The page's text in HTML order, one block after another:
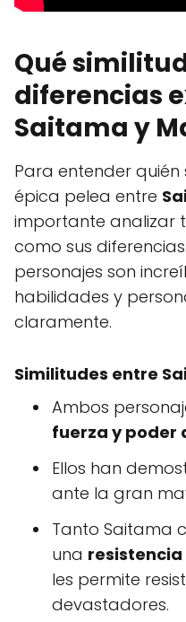
Qué
diferencias
Saitama y
Para entender
épica pelea entre
importante analizar
como sus
personajes son
habilidades y
claramente.
Similitudes entre
Ambos
fuerza y poder
Ellos han
ante la gran
Tanto Saitama
una
les permite
devastadores.